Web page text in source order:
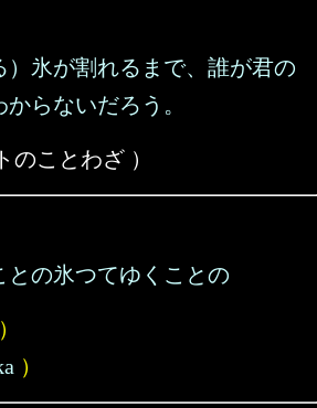
）氷が割れるまで、誰が君の
らないだろう。
のことわざ ）
との氷つてゆくことの
）
）